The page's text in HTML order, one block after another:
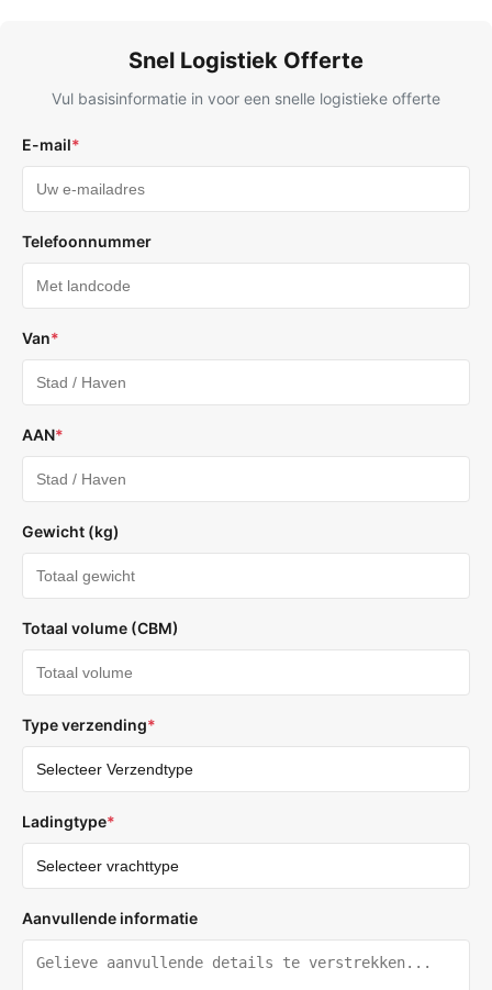
Snel Logistiek Offerte
Vul basisinformatie in voor een snelle logistieke offerte
E-mail*
Telefoonnummer
Van*
AAN*
Gewicht (kg)
Totaal volume (CBM)
Type verzending*
Ladingtype*
Aanvullende informatie